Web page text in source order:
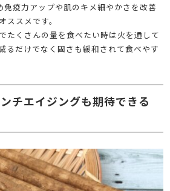
免疫力アップや肌のキメ細やかさを改善
ススメです。
たくさんの量を食べたい時は火を通して
るだけでなく固さも緩和されて食べやす
チエイジングも期待できる